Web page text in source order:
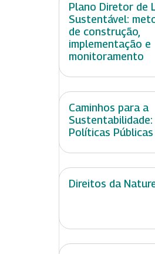
Plano Diretor de
Sustentável:
de construção,
implementação e
monitoramento
Caminhos para a
Sustentabilidade:
Políticas Públicas
Direitos da